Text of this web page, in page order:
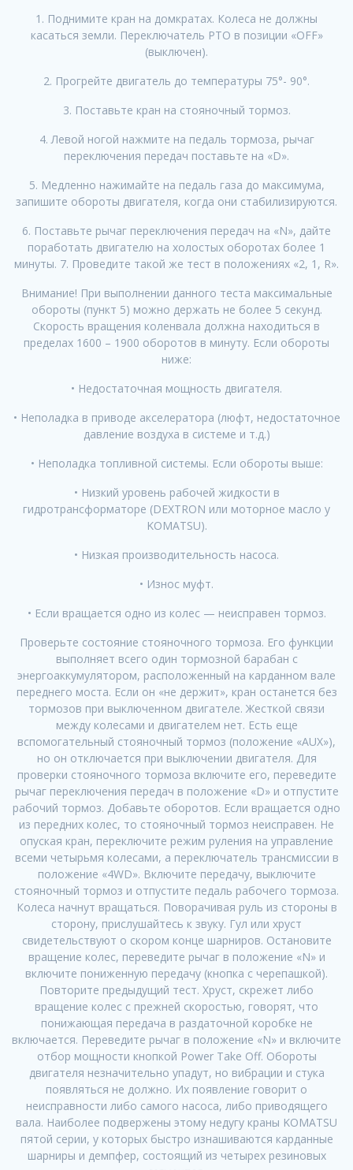
1. Поднимите кран на домкратах. Колеса не должны
касаться земли. Переключатель РТО в позиции «OFF»
(выключен).
2. Прогрейте двигатель до температуры 75°- 90°.
3. Поставьте кран на стояночный тормоз.
4. Левой ногой нажмите на педаль тормоза, рычаг
переключения передач поставьте на «D».
5. Медленно нажимайте на педаль газа до максимума,
запишите обороты двигателя, когда они стабилизируются.
6. Поставьте рычаг переключения передач на «N», дайте
поработать двигателю на холостых оборотах более 1
минуты. 7. Проведите такой же тест в положениях «2, 1, R».
Внимание! При выполнении данного теста максимальные
обороты (пункт 5) можно держать не более 5 секунд.
Скорость вращения коленвала должна находиться в
пределах 1600 – 1900 оборотов в минуту. Если обороты
ниже:
• Недостаточная мощность двигателя.
• Неполадка в приводе акселератора (люфт, недостаточное
давление воздуха в системе и т.д.)
• Неполадка топливной системы. Если обороты выше:
• Низкий уровень рабочей жидкости в
гидротрансформаторе (DEXTRON или моторное масло у
KOMATSU).
• Низкая производительность насоса.
• Износ муфт.
• Если вращается одно из колес — неисправен тормоз.
Проверьте состояние стояночного тормоза. Его функции
выполняет всего один тормозной барабан с
энергоаккумулятором, расположенный на карданном вале
переднего моста. Если он «не держит», кран останется без
тормозов при выключенном двигателе. Жесткой связи
между колесами и двигателем нет. Есть еще
вспомогательный стояночный тормоз (положение «AUX»),
но он отключается при выключении двигателя. Для
проверки стояночного тормоза включите его, переведите
рычаг переключения передач в положение «D» и отпустите
рабочий тормоз. Добавьте оборотов. Если вращается одно
из передних колес, то стояночный тормоз неисправен. Не
опуская кран, переключите режим руления на управление
всеми четырьмя колесами, а переключатель трансмиссии в
положение «4WD». Включите передачу, выключите
стояночный тормоз и отпустите педаль рабочего тормоза.
Колеса начнут вращаться. Поворачивая руль из стороны в
сторону, прислушайтесь к звуку. Гул или хруст
свидетельствуют о скором конце шарниров. Остановите
вращение колес, переведите рычаг в положение «N» и
включите пониженную передачу (кнопка с черепашкой).
Повторите предыдущий тест. Хруст, скрежет либо
вращение колес с прежней скоростью, говорят, что
понижающая передача в раздаточной коробке не
включается. Переведите рычаг в положение «N» и включите
отбор мощности кнопкой Power Take Off. Обороты
двигателя незначительно упадут, но вибрации и стука
появляться не должно. Их появление говорит о
неисправности либо самого насоса, либо приводящего
вала. Наиболее подвержены этому недугу краны KOMATSU
пятой серии, у которых быстро изнашиваются карданные
шарниры и демпфер, состоящий из четырех резиновых